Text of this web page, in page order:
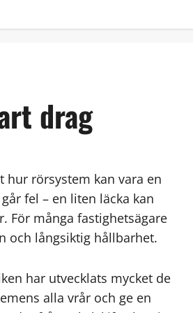
drag
rörsystem kan vara en
fel – en liten läcka kan
För många fastighetsägare
och långsiktig hållbarhet.
har utvecklats mycket de
alla vrår och ge en